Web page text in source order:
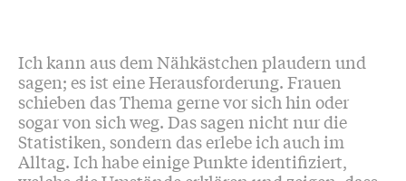
Ich kann aus dem Nähkästchen plaudern und
sagen; es ist eine Herausforderung. Frauen
schieben das Thema gerne vor sich hin oder
sogar von sich weg. Das sagen nicht nur die
Statistiken, sondern das erlebe ich auch im
Alltag. Ich habe einige Punkte identifiziert,